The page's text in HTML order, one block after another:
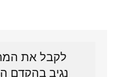
לקבל את
נגיב בהקדם